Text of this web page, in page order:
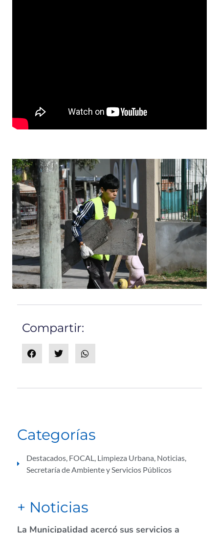
Compartir:
Categorías
Destacados FOCAL Limpieza Urbana Noticias
Secretaría de Ambiente y Servicios Públicos
+ Noticias
La Municipalidad acercó sus servicios a